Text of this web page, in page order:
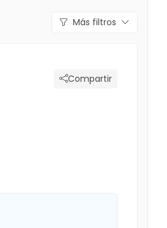
Más filtros
Compartir